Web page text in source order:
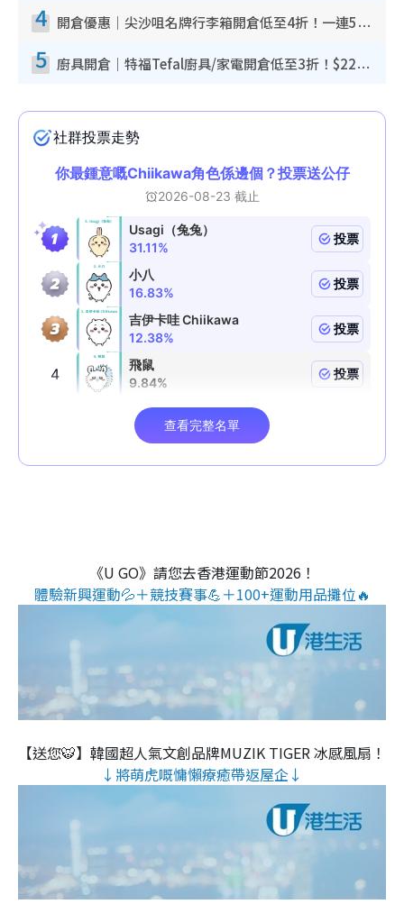
4 開倉優惠｜尖沙咀名牌行李箱開倉低至4折！一連5日 American Tourister/ace./Hallmark $200起！
5 廚具開倉｜特福Tefal廚具/家電開倉低至3折！$220起買平底鍋/炒鑊/湯煲！電飯煲/吸塵機/燙斗$418起
《U GO》請您去香港運動節2026！
體驗新興運動💦＋競技賽事💪＋100+運動用品攤位🔥
【送您🐯】韓國超人氣文創品牌MUZIK TIGER 冰感風扇！
↓將萌虎嘅慵懶療癒帶返屋企↓